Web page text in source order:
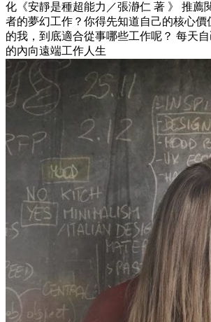
化《安靜是種超能力／張瀞仁 著 》 推薦
者的夢幻工作？你得先知道自己的核心價
的我，到底適合從事哪些工作呢？ 每天
的內向遠端工作人生